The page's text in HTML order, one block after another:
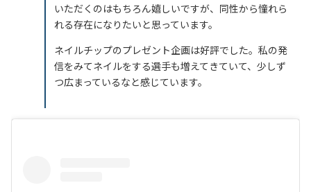
いただくのはもちろん嬉しいですが、同性から憧れら
れる存在になりたいと思っています。
ネイルチップのプレゼント企画は好評でした。私の発
信をみてネイルをする選手も増えてきていて、少しず
つ広まっているなと感じています。